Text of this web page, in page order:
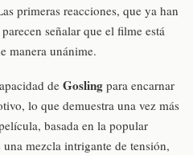
primeras reacciones, que ya han
señalar que el filme está
manera unánime.
de Gosling para encarnar
lo que demuestra una vez más
basada en la popular
una mezcla intrigante de tensión,